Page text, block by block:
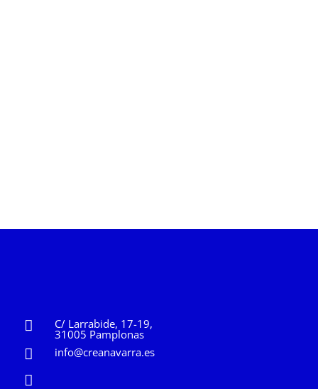
C/ Larrabide, 17-19,
31005 Pamplonas
info@creanavarra.es